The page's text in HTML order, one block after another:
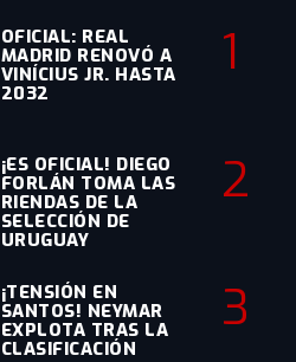
OFICIAL: REAL
MADRID RENOVÓ A
VINÍCIUS JR. HASTA
2032
1
¡ES OFICIAL! DIEGO
FORLÁN TOMA LAS
RIENDAS DE LA
SELECCIÓN DE
URUGUAY
2
¡TENSIÓN EN
SANTOS! NEYMAR
EXPLOTA TRAS LA
CLASIFICACIÓN
3